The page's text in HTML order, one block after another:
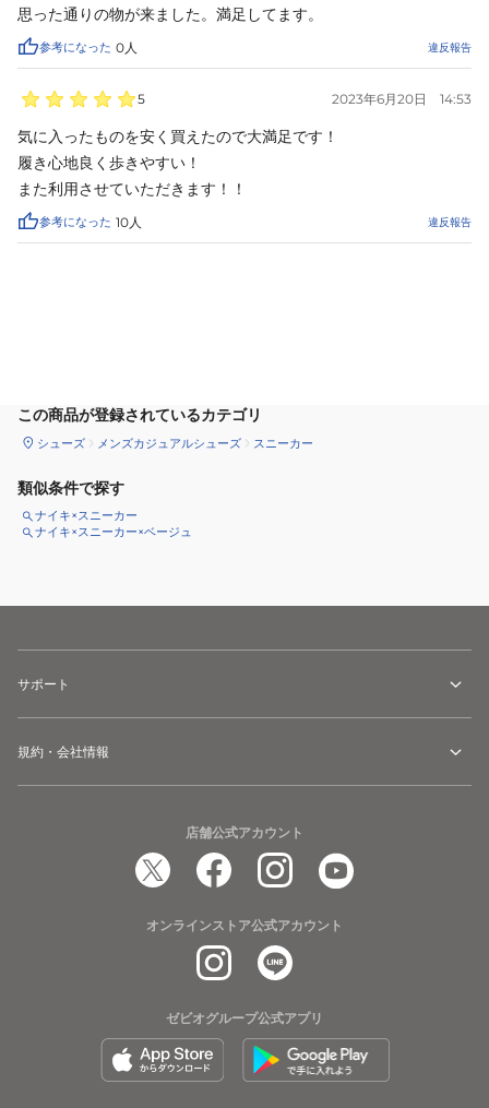
思った通りの物が来ました。満足してます。
参考になった 0 人 違反報告
5 2023年6月20日 14:53
気に入ったものを安く買えたので大満足です！
履き心地良く歩きやすい！
また利用させていただきます！！
参考になった 10 人 違反報告
この商品が登録されているカテゴリ
シューズ メンズカジュアルシューズ スニーカー
類似条件で探す
ナイキ×スニーカー
ナイキ×スニーカー×ベージュ
サポート
規約・会社情報
店舗公式アカウント
オンラインストア公式アカウント
ゼビオグループ公式アプリ